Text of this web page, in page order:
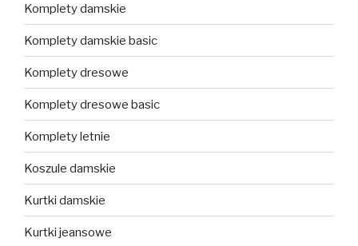
Komplety damskie
Komplety damskie basic
Komplety dresowe
Komplety dresowe basic
Komplety letnie
Koszule damskie
Kurtki damskie
Kurtki jeansowe